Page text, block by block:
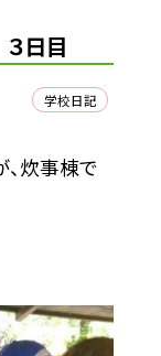
日目
学校日記
炊事棟で